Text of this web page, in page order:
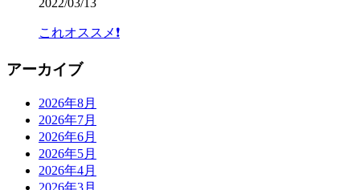
これオススメ❗️
アーカイブ
2026年8月
2026年7月
2026年6月
2026年5月
2026年4月
2026年3月